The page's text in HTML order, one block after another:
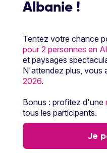
Hôtel Mix Smart
3 à 14 nuits Petit
216€
Albanie !
Tentez votre chance
pour 2 personnes en
et paysages
N'attendez plus, vous
2026.
Bonus : profitez d'une
tous les participants.
Je